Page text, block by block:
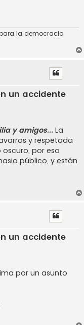
la democracia
un accidente
y amigos... La
y respetada
por eso
público, y están
un accidente
por un asunto